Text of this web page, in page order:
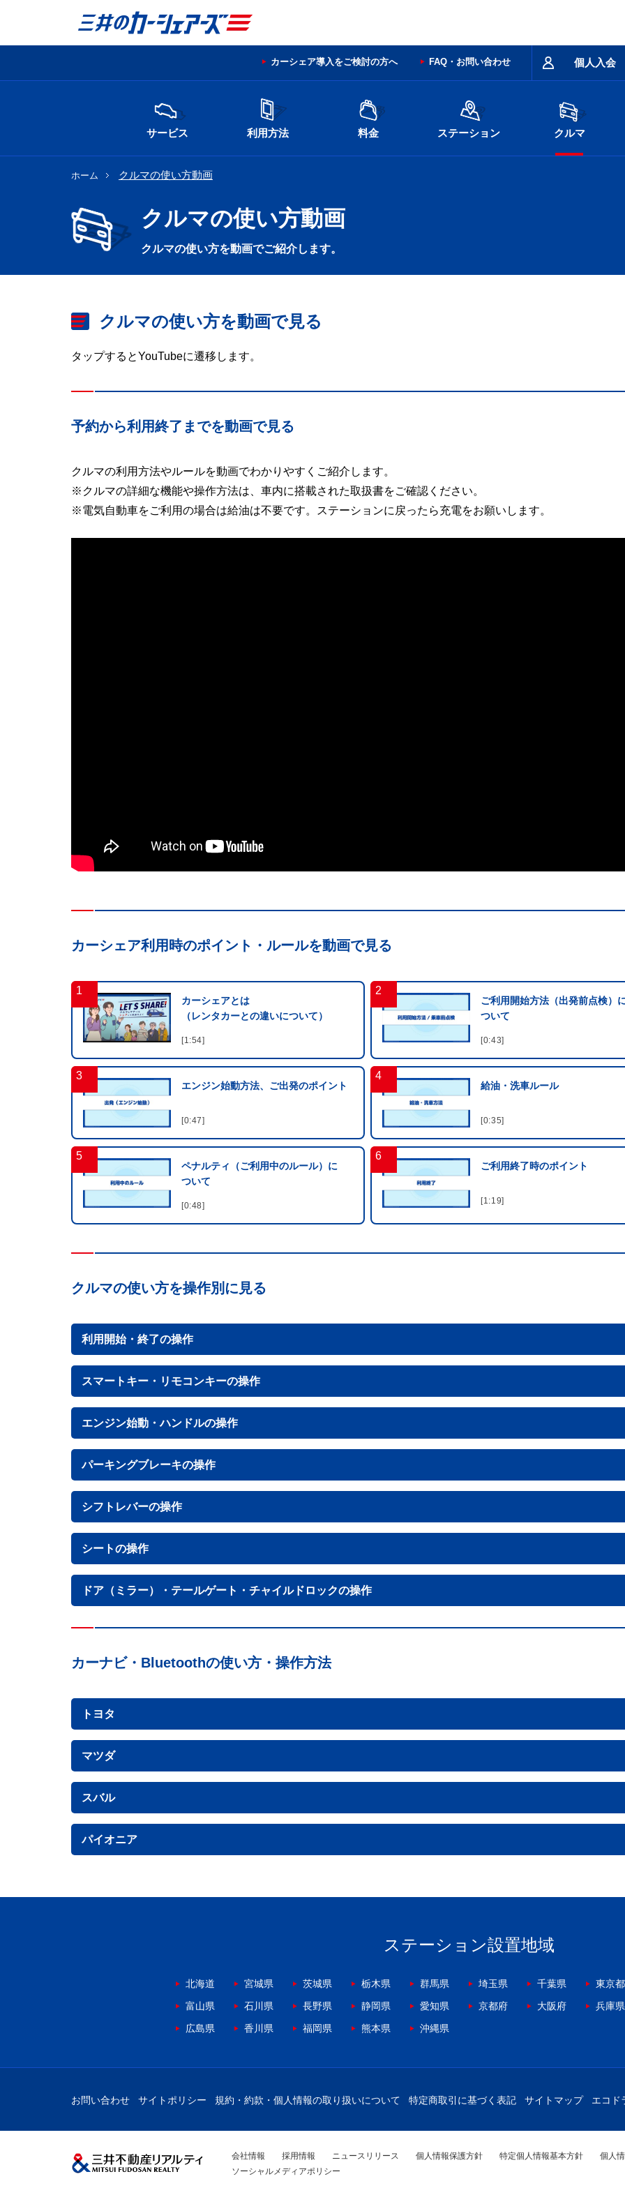
個人入会
カーシェア導入をご検討の方へ FAQ・お問い合わせ
サービス 利用方法 料金 ステーション クルマ
ホーム クルマの使い方動画
クルマの使い方動画
クルマの使い方を動画でご紹介します。
クルマの使い方を動画で見る
タップするとYouTubeに遷移します。
予約から利用終了までを動画で見る
クルマの利用方法やルールを動画でわかりやすくご紹介します。
※クルマの詳細な機能や操作方法は、車内に搭載された取扱書をご確認ください。
※電気自動車をご利用の場合は給油は不要です。ステーションに戻ったら充電をお願いします。
カーシェア利用時のポイント・ルールを動画で見る
カーシェアとは
（レンタカーとの違いについて）
[1:54]
ご利用開始方法（出発前点検）
ついて
[0:43]
エンジン始動方法、ご出発のポイント
[0:47]
給油・洗車ルール
[0:35]
ペナルティ（ご利用中のルール）に
ついて
[0:48]
ご利用終了時のポイント
[1:19]
クルマの使い方を操作別に見る
利用開始・終了の操作
スマートキー・リモコンキーの操作
エンジン始動・ハンドルの操作
パーキングブレーキの操作
シフトレバーの操作
シートの操作
ドア（ミラー）・テールゲート・チャイルドロックの操作
カーナビ・Bluetoothの使い方・操作方法
トヨタ
マツダ
スバル
パイオニア
ステーション設置地域
北海道 宮城県 茨城県 栃木県 群馬県 埼玉県 千葉県
東京都
富山県
石川県 長野県 静岡県 愛知県 京都府 大阪府
兵庫県
広島県
香川県 福岡県 熊本県 沖縄県
お問い合わせ サイトポリシー 規約・約款・個人情報の取り扱いについて 特定商取引に基づく表記 サイトマップ エコド
会社情報 採用情報 ニュースリリース 個人情報保護方針 特定個人情報基本方針
個人
ソーシャルメディアポリシー